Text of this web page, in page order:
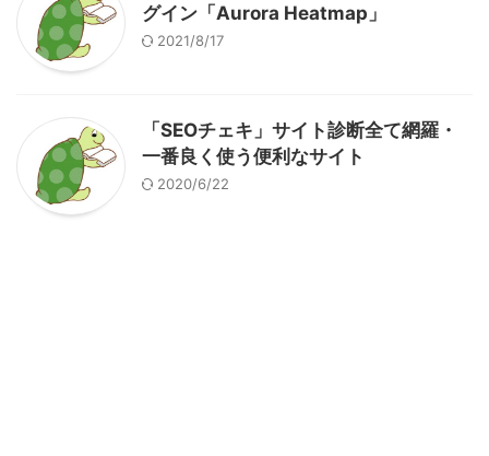
グイン「Aurora Heatmap」
2021/8/17
「SEOチェキ」サイト診断全て網羅・
一番良く使う便利なサイト
2020/6/22